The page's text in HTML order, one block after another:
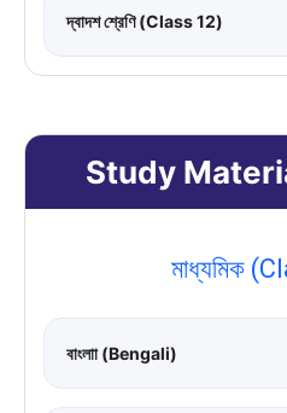
দ্বাদশ শ্রেণি (Class 12)
Study
মাধ্যমিক
বাংলাা (Bengali)